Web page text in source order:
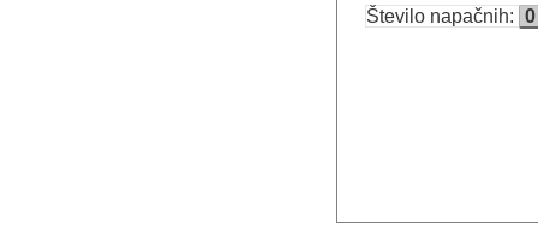
Število napačnih: 0